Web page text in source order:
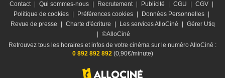
Contact Qui sommes-nous Recrutement Publicité CGU CGV
Politique de cookies
Préférences cookies Données Personnelles
Revue de presse
Charte d'écriture Les services AlloCiné
Gérer Utiq
©AlloCiné
Retrouvez tous les horaires et infos de votre cinéma sur le numéro AlloCiné :
0 892 892 892(0,90€/minute)